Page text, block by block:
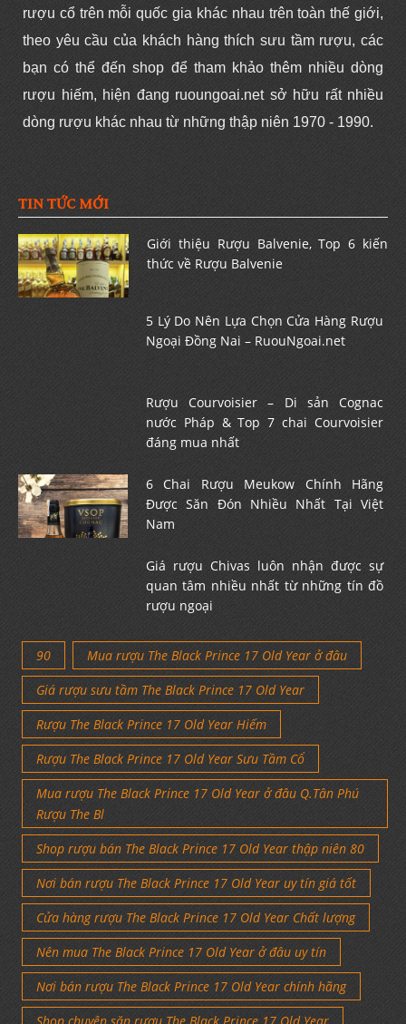
rượu cổ trên mỗi quốc gia khác nhau trên toàn thế giới,
theo yêu cầu của khách hàng thích sưu tầm rượu, các
bạn có thể đến shop để tham khảo thêm nhiều dòng
rượu hiếm, hiện đang ruoungoai.net sở hữu rất nhiều
dòng rượu khác nhau từ những thập niên 1970 - 1990.
TIN TỨC MỚI
Giới thiệu Rượu Balvenie, Top 6 kiến
thức về Rượu Balvenie
5 Lý Do Nên Lựa Chọn Cửa Hàng Rượu
Ngoại Đồng Nai – RuouNgoai.net
Rượu Courvoisier – Di sản Cognac
nước Pháp & Top 7 chai Courvoisier
đáng mua nhất
6 Chai Rượu Meukow Chính Hãng
Được Săn Đón Nhiều Nhất Tại Việt
Nam
Giá rượu Chivas luôn nhận được sự
quan tâm nhiều nhất từ những tín đồ
rượu ngoại
90
Mua rượu The Black Prince 17 Old Year ở đâu
Giá rượu sưu tầm The Black Prince 17 Old Year
Rượu The Black Prince 17 Old Year Hiếm
Rượu The Black Prince 17 Old Year Sưu Tầm Cổ
Mua rượu The Black Prince 17 Old Year ở đâu Q.Tân Phú
Rượu The Bl
Shop rượu bán The Black Prince 17 Old Year thập niên 80
Nơi bán rượu The Black Prince 17 Old Year uy tín giá tốt
Cửa hàng rượu The Black Prince 17 Old Year Chất lượng
Nên mua The Black Prince 17 Old Year ở đâu uy tín
Nơi bán rượu The Black Prince 17 Old Year chính hãng